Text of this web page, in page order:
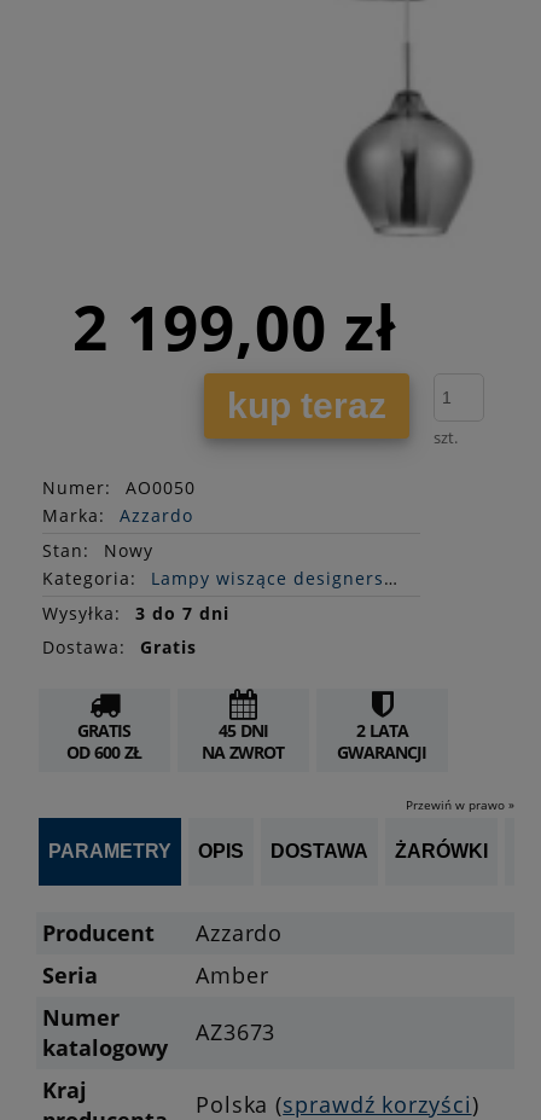
2 199,00 zł
kup teraz
szt.
Numer:
AO0050
Marka:
Azzardo
Stan:
Nowy
Kategoria:
Lampy wiszące designerskie
Wysyłka:
3 do 7 dni
Dostawa:
Gratis
GRATIS
OD 600 ZŁ
45 DNI
NA ZWROT
2 LATA
GWARANCJI
Przewiń w prawo »
PARAMETRY OPIS DOSTAWA ŻARÓWKI
Producent
Azzardo
Seria
Amber
Numer
katalogowy
AZ3673
Kraj
Polska (sprawdź korzyści)